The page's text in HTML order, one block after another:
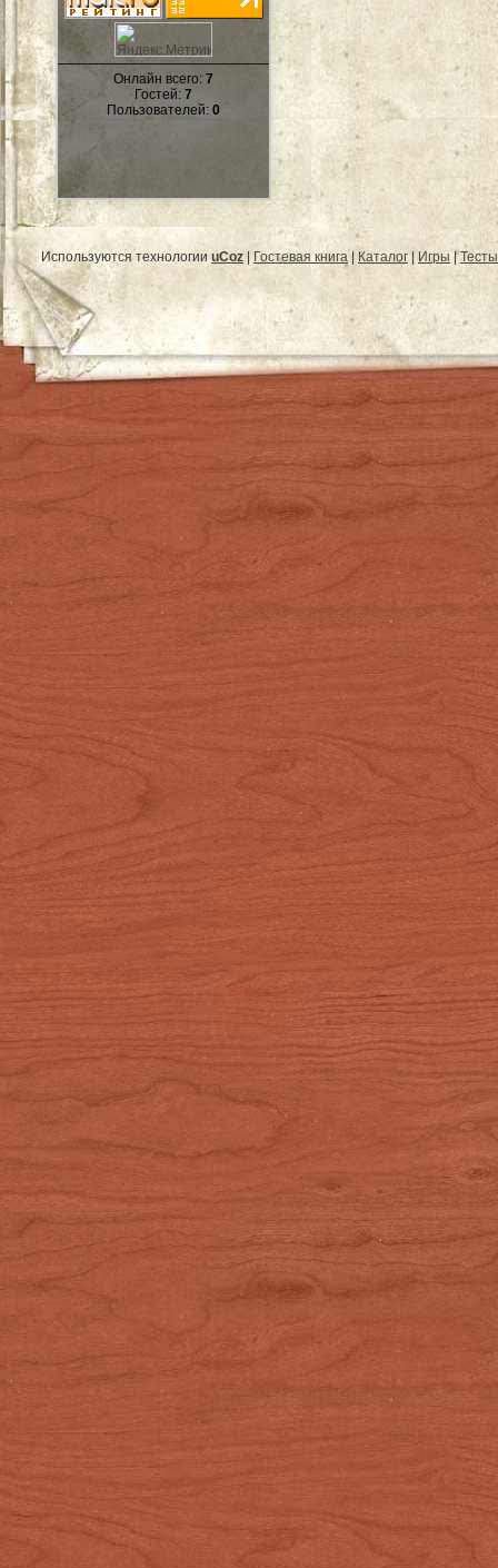
Онлайн всего: 7
Гостей: 7
Пользователей: 0
Используются технологии uCoz Гостевая книга| Каталог Игры |Тесты